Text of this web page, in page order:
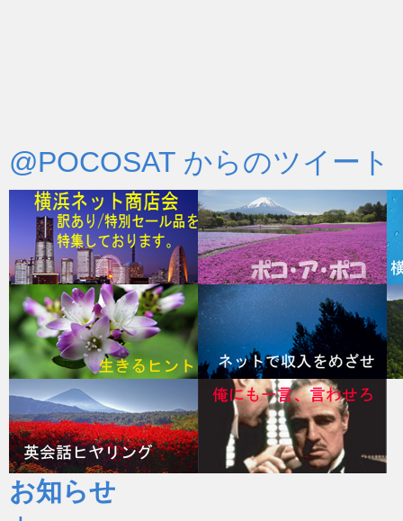
@POCOSAT からのツイート
お知らせ